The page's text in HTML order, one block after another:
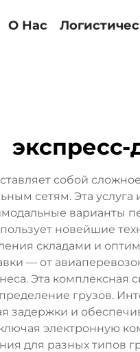
О Нас
экспресс-
собой
сетям. Эта
варианты
новейшие
складами и
— от
Эта комплексная
грузов.
задержки и
электронную
для разных типов